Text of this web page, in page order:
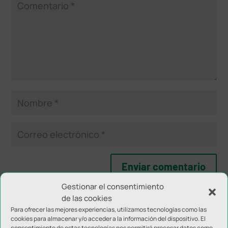
Gestionar el consentimiento
de las cookies
Para ofrecer las mejores experiencias, utilizamos tecnologías como las
cookies para almacenar y/o acceder a la información del dispositivo. El
NOTICIAS RELACIONADAS